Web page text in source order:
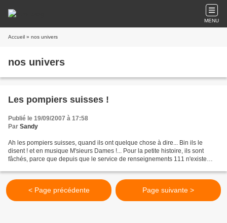
MENU
Accueil » nos univers
nos univers
Les pompiers suisses !
Publié le 19/09/2007 à 17:58
Par Sandy
Ah les pompiers suisses, quand ils ont quelque chose à dire... Bin ils le
disent ! et en musique M'sieurs Dames !... Pour la petite histoire, ils sont
fâchés, parce que depuis que le service de renseignements 111 n'existe
< Page précédente Page suivante >